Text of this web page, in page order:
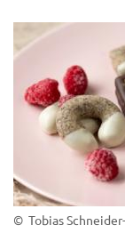
© Tobias